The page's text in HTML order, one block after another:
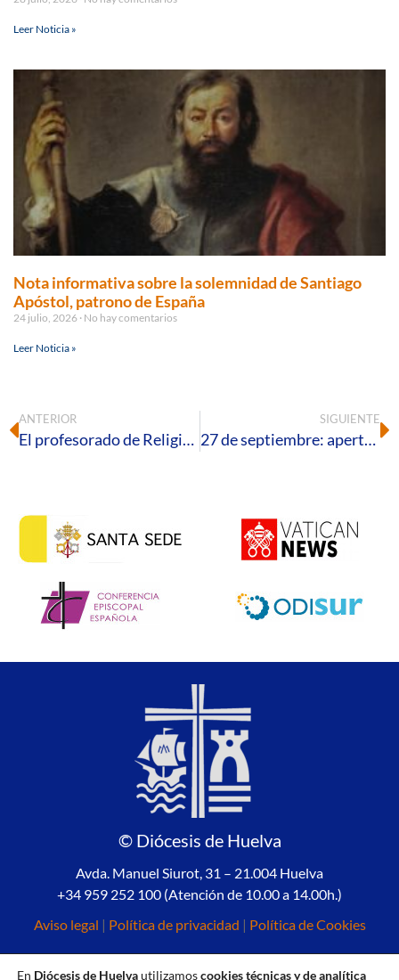
Leer Noticia »
Nota informativa sobre la solemnidad de Santiago
Apóstol, patrono de España
24 julio, 2026 No hay comentarios
Leer Noticia »
ANTERIOR
El profesorado de Religión participa en su particular encuentro de inicio de curso
SIGUIENTE
27 de septiembre: apertura oficial del curso académico 2022-2023 del Instituto Teológico San Leandro
© Diócesis de Huelva
Avda. Manuel Siurot, 31 – 21.004 Huelva
+34 959 252 100 (Atención de 10.00 a 14.00h.)
Aviso legal | Política de privacidad | Política de Cookies
En Diócesis de Huelvautilizamoscookies técnicas y de analítica